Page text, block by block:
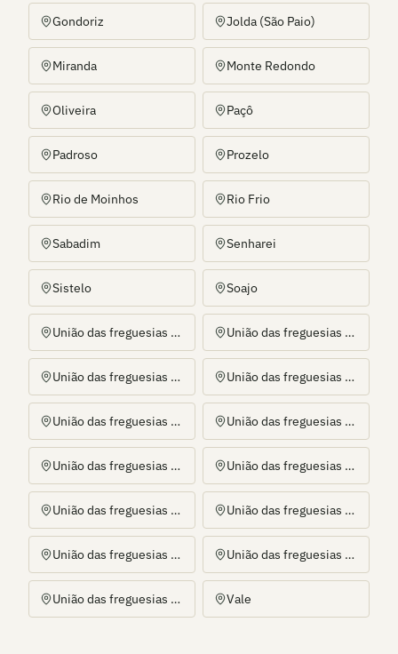
Gondoriz Jolda (São Paio)
Miranda Monte Redondo
Oliveira Paçô
Padroso Prozelo
Rio de Moinhos Rio Frio
Sabadim Senharei
Sistelo Soajo
União das freguesias de Alvora e Loureda União das freguesias de Arcos de Valdevez (Salvador), Vila Fonche e Parada
União das freguesias de Arcos de Valdevez (São Paio) e Giela União das freguesias de Eiras e Mei
União das freguesias de Grade e Carralcova União das freguesias de Guilhadeses e Santar
União das freguesias de Jolda (Madalena) e Rio Cabrão União das freguesias de Padreiro (Salvador e Santa Cristina)
União das freguesias de Portela e Extremo União das freguesias de São Jorge e Ermelo
União das freguesias de Souto e Tabaçô União das freguesias de Távora (Santa Maria e São Vicente)
União das freguesias de Vilela, São Cosme e São Damião e Sá Vale